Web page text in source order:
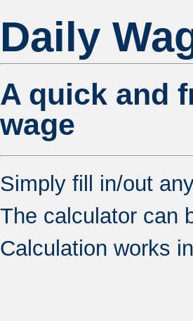
Daily
A quick and
wage
Simply fill in/out
The calculator can
Calculation works